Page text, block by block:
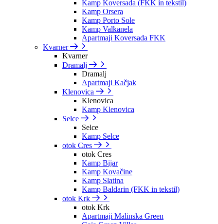
Kamp Koversada (FKK in tekstil)
Kamp Orsera
Kamp Porto Sole
Kamp Valkanela
Apartmaji Koversada FKK
Kvarner
Kvarner
Dramalj
Dramalj
Apartmaji Kačjak
Klenovica
Klenovica
Kamp Klenovica
Selce
Selce
Kamp Selce
otok Cres
otok Cres
Kamp Bijar
Kamp Kovačine
Kamp Slatina
Kamp Baldarin (FKK in tekstil)
otok Krk
otok Krk
Apartmaji Malinska Green